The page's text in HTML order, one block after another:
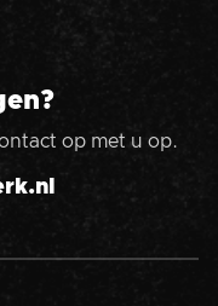
op met u op.